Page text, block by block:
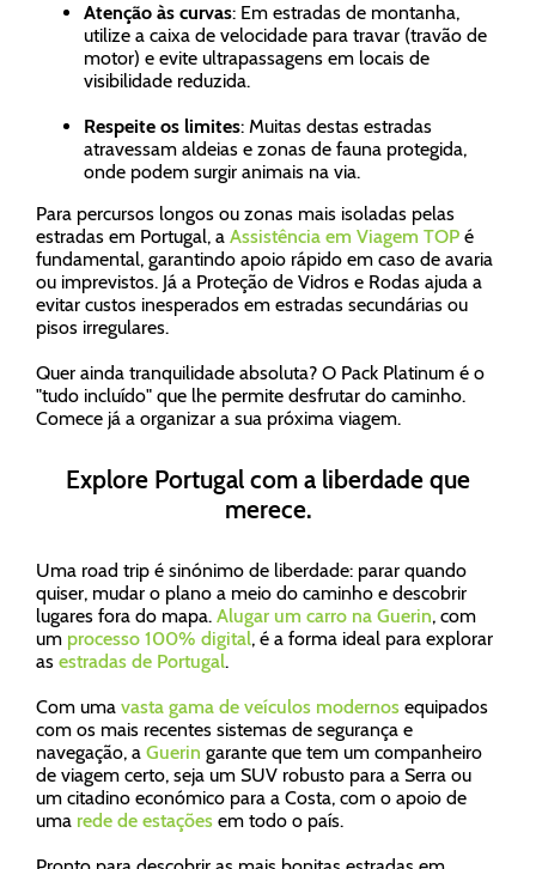
Atenção às curvas: Em estradas de montanha,
utilize a caixa de velocidade para travar (travão de
motor) e evite ultrapassagens em locais de
visibilidade reduzida.
Respeite os limites: Muitas destas estradas
atravessam aldeias e zonas de fauna protegida,
onde podem surgir animais na via.
Para percursos longos ou zonas mais isoladas pelas
estradas em Portugal, a Assistência em Viagem TOP é
fundamental, garantindo apoio rápido em caso de avaria
ou imprevistos. Já a Proteção de Vidros e Rodas ajuda a
evitar custos inesperados em estradas secundárias ou
pisos irregulares.
Quer ainda tranquilidade absoluta? O Pack Platinum é o
"tudo incluído" que lhe permite desfrutar do caminho.
Comece já a organizar a sua próxima viagem.
Explore Portugal com a liberdade que
merece.
Uma road trip é sinónimo de liberdade: parar quando
quiser, mudar o plano a meio do caminho e descobrir
lugares fora do mapa. Alugar um carro na Guerin, com
um processo 100% digital, é a forma ideal para explorar
as estradas de Portugal.
Com uma vasta gama de veículos modernos equipados
com os mais recentes sistemas de segurança e
navegação, a Guerin garante que tem um companheiro
de viagem certo, seja um SUV robusto para a Serra ou
um citadino económico para a Costa, com o apoio de
uma rede de estações em todo o país.